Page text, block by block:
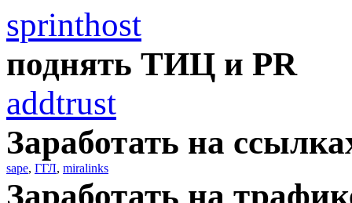
sprinthost
поднять ТИЦ и PR
addtrust
Заработать на
sape, ГГЛ, miralinks
Заработать на